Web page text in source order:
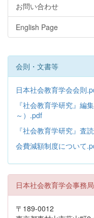
お問い合わせ
English Page
会則・文書等
日本社会教育学会会則
『社会教育学研究』編
～）.pdf
『社会教育学研究』査
会費減額制度について
日本社会教育学会事務局
〒189-0012